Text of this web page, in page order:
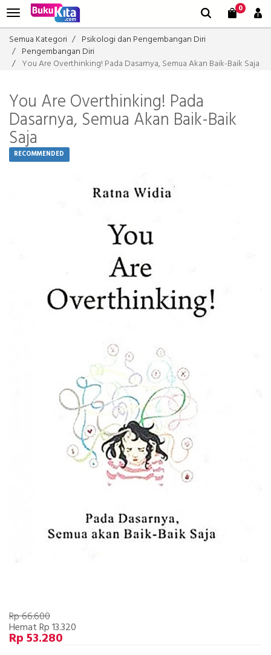
0
Semua Kategori
Psikologi dan Pengembangan Diri
Pengembangan Diri
You Are Overthinking! Pada Dasarnya, Semua Akan Baik-Baik Saja
You Are Overthinking! Pada
Dasarnya, Semua Akan Baik-Baik
Saja
RECOMMENDED
Rp 66.600
Hemat Rp 13.320
Rp 53.280